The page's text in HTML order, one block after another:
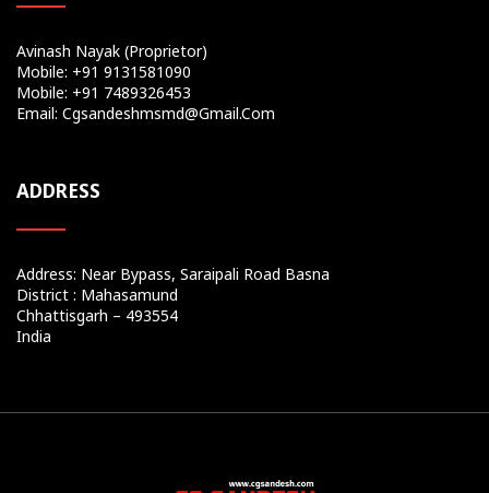
Avinash Nayak (Proprietor)
Mobile: +91 9131581090
Mobile: +91 7489326453
Email: Cgsandeshmsmd@gmail.com
ADDRESS
Address: Near Bypass, Saraipali Road Basna
District : Mahasamund
Chhattisgarh – 493554
India